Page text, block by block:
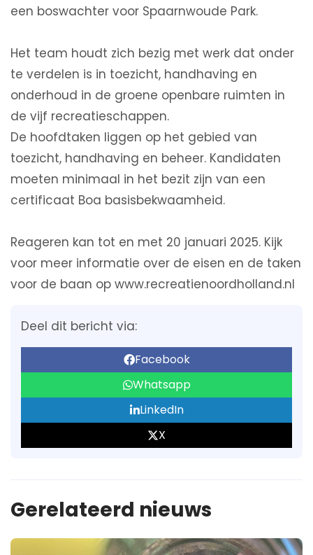
een boswachter voor Spaarnwoude Park.
Het team houdt zich bezig met werk dat onder
te verdelen is in toezicht, handhaving en
onderhoud in de groene openbare ruimten in
de vijf recreatieschappen.
De hoofdtaken liggen op het gebied van
toezicht, handhaving en beheer. Kandidaten
moeten minimaal in het bezit zijn van een
certificaat Boa basisbekwaamheid.
Reageren kan tot en met 20 januari 2025. Kijk
voor meer informatie over de eisen en de taken
voor de baan op www.recreatienoordholland.nl
Deel dit bericht via:
Facebook
Whatsapp
LinkedIn
X
Gerelateerd nieuws